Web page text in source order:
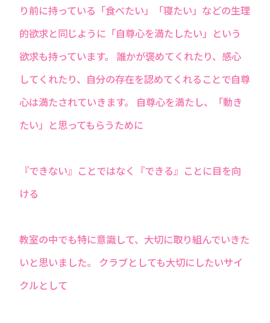
り前に持っている「食べたい」「寝たい」などの生理
的欲求と同じように「自尊心を満たしたい」という
欲求も持っています。 誰かが褒めてくれたり、感心
してくれたり、自分の存在を認めてくれることで自尊
心は満たされていきます。 自尊心を満たし、「動き
たい」と思ってもらうために
『できない』ことではなく『できる』ことに目を向
ける
教室の中でも特に意識して、大切に取り組んでいきた
いと思いました。 クラブとしても大切にしたいサイ
クルとして